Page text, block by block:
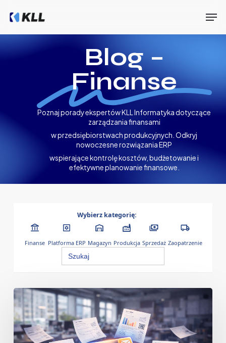
Blog –
Finanse
Poznaj porady ekspertów KLL Informatyka dotyczące
zarządzania finansami
w przedsiębiorstwach produkcyjnych. Odkryj
nowoczesne rozwiązania ERP
wspierające kontrolę kosztów, budżetowanie i
efektywne planowanie finansowe.
Wybierz kategorię:
Finanse Platforma ERP Magazyn Produkcja Sprzedaż Zaopatrzenie
Search
for: